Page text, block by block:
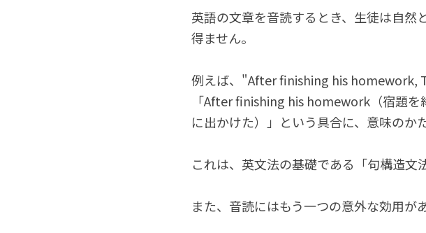
英語の文章を音読するとき、生徒は自然
得ません。
例えば、"After finishing his homework,
「After finishing his homework（宿題
に出かけた）」という具合に、意味のか
これは、英文法の基礎である「句構造文
また、音読にはもう一つの意外な効用が